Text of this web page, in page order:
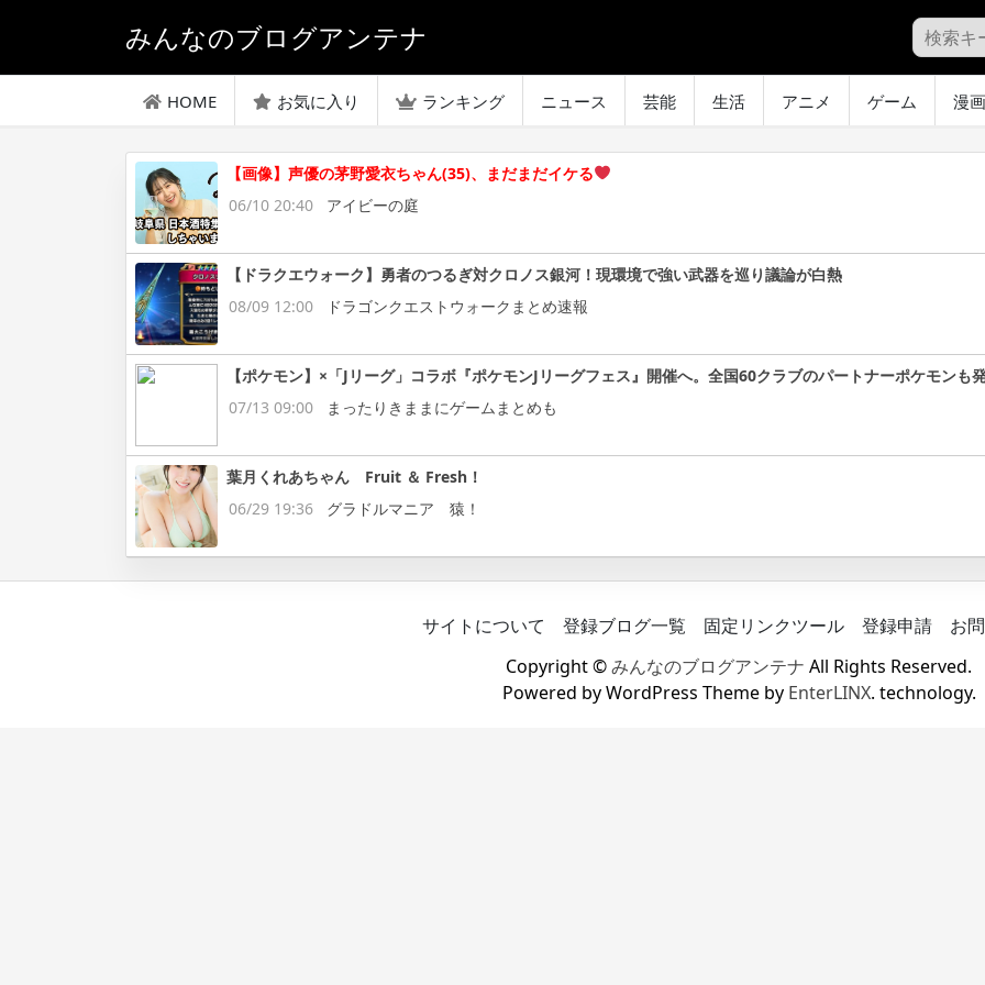
みんなのブログアンテナ
HOME お気に入り ランキング ニュース 芸能 生活 アニメ ゲーム 漫画
【画像】声優の茅野愛衣ちゃん(35)、まだまだイケる
06/10 20:40
アイビーの庭
【ドラクエウォーク】勇者のつるぎ対クロノス銀河！現環境で強い武器を巡り議論が白熱
08/09 12:00
ドラゴンクエストウォークまとめ速報
【ポケモン】×「Jリーグ」コラボ『ポケモンJリーグフェス』開催へ。全国60クラブのパートナーポケモンも
07/13 09:00
まったりきままにゲームまとめも
葉月くれあちゃん Fruit ＆ Fresh！
06/29 19:36
グラドルマニア 猿！
サイトについて 登録ブログ一覧 固定リンクツール 登録申請
お
Copyright ©みんなのブログアンテナ All Rights Reserved.
Powered by WordPress Theme by EnterLINX. technology.